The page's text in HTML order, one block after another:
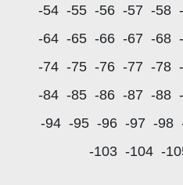
-54 -55 -56 -57 -58
-64 -65 -66 -67 -68
-74 -75 -76 -77 -78
-84 -85 -86 -87 -88
-94 -95 -96 -97 -98
-103 -104 -